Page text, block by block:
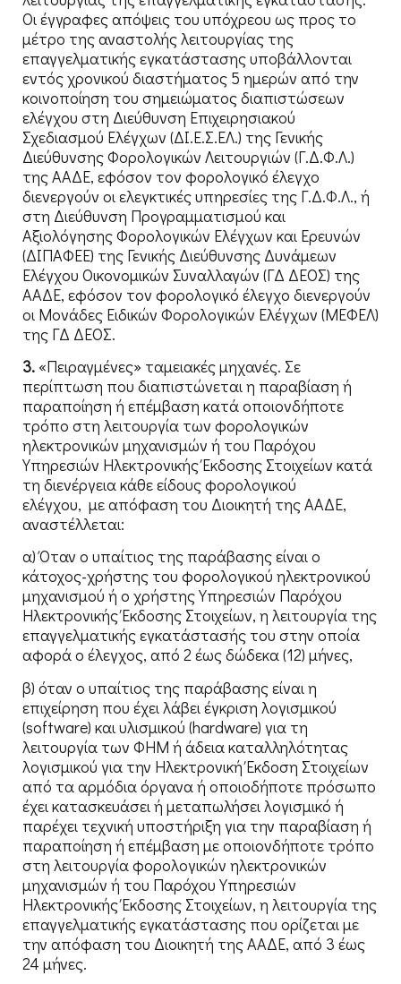
Οι έγγραφες απόψεις του υπόχρεου ως προς το
μέτρο της αναστολής λειτουργίας της
επαγγελματικής εγκατάστασης υποβάλλονται
εντός χρονικού διαστήματος 5 ημερών από την
κοινοποίηση του σημειώματος διαπιστώσεων
ελέγχου στη Διεύθυνση Επιχειρησιακού
Σχεδιασμού Ελέγχων (ΔΙ.Ε.Σ.ΕΛ.) της Γενικής
Διεύθυνσης Φορολογικών Λειτουργιών (Γ.Δ.Φ.Λ.)
της ΑΑΔΕ, εφόσον τον φορολογικό έλεγχο
διενεργούν οι ελεγκτικές υπηρεσίες της Γ.Δ.Φ.Λ., ή
στη Διεύθυνση Προγραμματισμού και
Αξιολόγησης Φορολογικών Ελέγχων και Ερευνών
(ΔΙΠΑΦΕΕ) της Γενικής Διεύθυνσης Δυνάμεων
Ελέγχου Οικονομικών Συναλλαγών (ΓΔ ΔΕΟΣ) της
ΑΑΔΕ, εφόσον τον φορολογικό έλεγχο διενεργούν
οι Μονάδες Ειδικών Φορολογικών Ελέγχων (ΜΕΦΕΛ)
της ΓΔ ΔΕΟΣ.
3. «Πειραγμένες» ταμειακές μηχανές. Σε
περίπτωση που διαπιστώνεται η παραβίαση ή
παραποίηση ή επέμβαση κατά οποιονδήποτε
τρόπο στη λειτουργία των φορολογικών
ηλεκτρονικών μηχανισμών ή του Παρόχου
Υπηρεσιών Ηλεκτρονικής Έκδοσης Στοιχείων κατά
τη διενέργεια κάθε είδους φορολογικού
ελέγχου, με απόφαση του Διοικητή της ΑΑΔΕ,
αναστέλλεται:
α) Όταν ο υπαίτιος της παράβασης είναι ο
κάτοχος-χρήστης του φορολογικού ηλεκτρονικού
μηχανισμού ή ο χρήστης Υπηρεσιών Παρόχου
Ηλεκτρονικής Έκδοσης Στοιχείων, η λειτουργία της
επαγγελματικής εγκατάστασής του στην οποία
αφορά ο έλεγχος, από 2 έως δώδεκα (12) μήνες,
β) όταν ο υπαίτιος της παράβασης είναι η
επιχείρηση που έχει λάβει έγκριση λογισμικού
(software) και υλισμικού (hardware) για τη
λειτουργία των ΦΗΜ ή άδεια καταλληλότητας
λογισμικού για την Ηλεκτρονική Έκδοση Στοιχείων
από τα αρμόδια όργανα ή οποιοδήποτε πρόσωπο
έχει κατασκευάσει ή μεταπωλήσει λογισμικό ή
παρέχει τεχνική υποστήριξη για την παραβίαση ή
παραποίηση ή επέμβαση με οποιονδήποτε τρόπο
στη λειτουργία φορολογικών ηλεκτρονικών
μηχανισμών ή του Παρόχου Υπηρεσιών
Ηλεκτρονικής Έκδοσης Στοιχείων, η λειτουργία της
επαγγελματικής εγκατάστασης που ορίζεται με
την απόφαση του Διοικητή της ΑΑΔΕ, από 3 έως
24 μήνες.